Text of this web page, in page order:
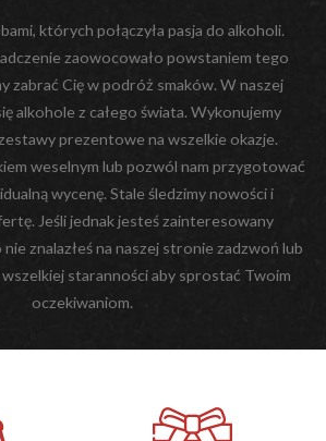
których połączyła pasja do alkoholi.
zaowocowało powstaniem tego
zabrać Cię w podróż smaków. W naszej
alkohole z całego świata. Wykonujemy
prezentowe na wszelkie okazje.
weselnym lub pozwól nam przygotować
wycenę. Stale śledzimy nowości i
Jeśli jednak jesteś zainteresowany
znalazłeś na naszej stronie zadzwoń lub
wszelkiej staranności aby sprostać Twoim
oczekiwaniom.